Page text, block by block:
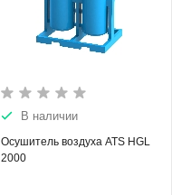
В наличии
Осушитель воздуха ATS HGL
2000